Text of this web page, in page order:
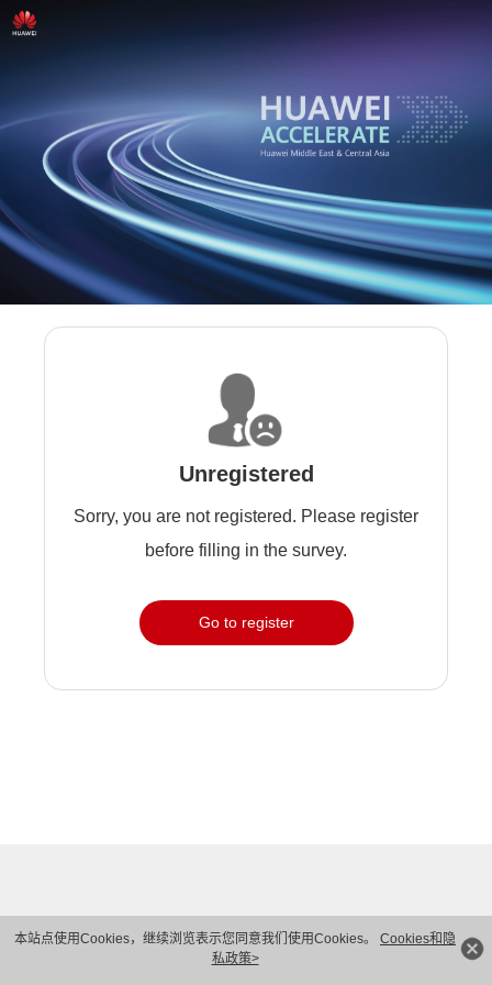
本站点使用Cookies，继续浏览表示您同意我们使用Cookies。 Cookies和隐
私政策>
Unregistered
Sorry, you are not registered. Please register
before filling in the survey.
Go to register